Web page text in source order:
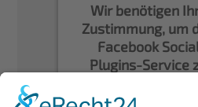
Wir benötigen
Zustimmung, um
Facebook
Plugins-Service